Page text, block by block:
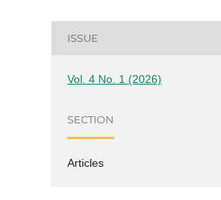
ISSUE
Vol. 4 No. 1 (2026)
SECTION
Articles